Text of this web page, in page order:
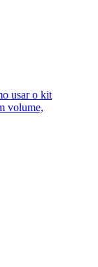
usar o kit
volume,